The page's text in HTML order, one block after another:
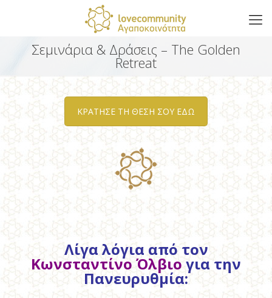
Σεμινάρια & Δράσεις – The Golden
Retreat
ΚΡΑΤΗΣΕ ΤΗ ΘΕΣΗ ΣΟΥ ΕΔΩ
Λίγα λόγια από τον
Κωνσταντίνο Όλβιο για την
Πανευρυθμία: